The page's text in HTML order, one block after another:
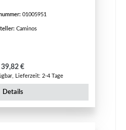
01005951
Caminos
Regulärer Preis:
39,82 €
Lieferzeit: 2-4 Tage
Details